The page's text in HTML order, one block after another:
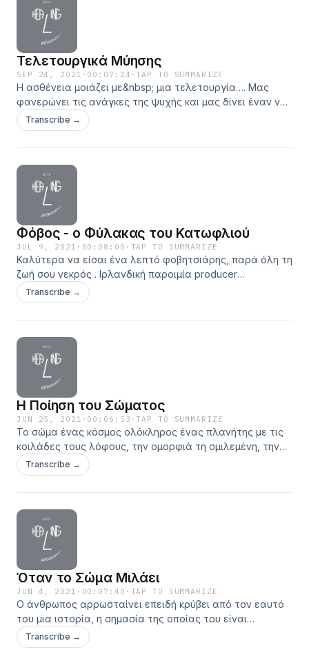
Τελετουργικά Μύησης
SEP 24, 2021 · 00:07:24 ·TAP TO SUMMARIZE
H ασθένεια μοιάζει με&nbsp; μια τελετουργία…. Μας
φανερώνει τις ανάγκες της ψυχής και μας δίνει έναν νέο
τρόπο για να εκφράσουμε και να επιλύσουμε ό,τι
έχει&nbsp; μπλοκαριστεί μέσα μας, συχνά με τον&nbsp;
αποκαλύπτει σε μας το κρυμμένο μήνυμα. producer by
@mata_brantitsa original music by Stelios Varveris cover art
by @rudegrafix
Transcribe →
Φόβος - ο Φύλακας του Κατωφλιού
JUL 9, 2021 · 00:08:00 · TAP TO SUMMARIZE
Καλύτερα να είσαι ένα λεπτό φοβητσιάρης, παρά όλη τη
ζωή σου νεκρός . Ιρλανδική παροιμία producer
by&nbsp;@mata_brantitsa original music by Stelios Varveris
cover art by&nbsp;@rudegrafix
Transcribe →
Η Ποίηση του Σώματος
JUN 25, 2021 · 00:06:53 ·TAP TO SUMMARIZE
Το σώμα ένας κόσμος ολόκληρος ένας πλανήτης με τις
κοιλάδες τους λόφους, την ομορφιά τη σμιλεμένη, την
αποκρυστάλλωση του πνεύματος και τις ύπαρξης κρύβει
τόσα μυστικά και συμβολισμούς. Τι θα μπορούσε να
cover art by&nbsp;@rudegrafix
Transcribe →
Όταν το Σώμα Μιλάει
JUN 4, 2021 · 00:07:40 · TAP TO SUMMARIZE
Ο άνθρωπος αρρωσταίνει επειδή κρύβει από τον εαυτό
του μια ιστορία, η σημασία της οποίας του είναι
αβάσταχτη. Η αρρώστια του είναι στο μεγαλύτερο
μέρος της μια συμβολική απάντηση, μια ασυνείδητη
Transcribe →